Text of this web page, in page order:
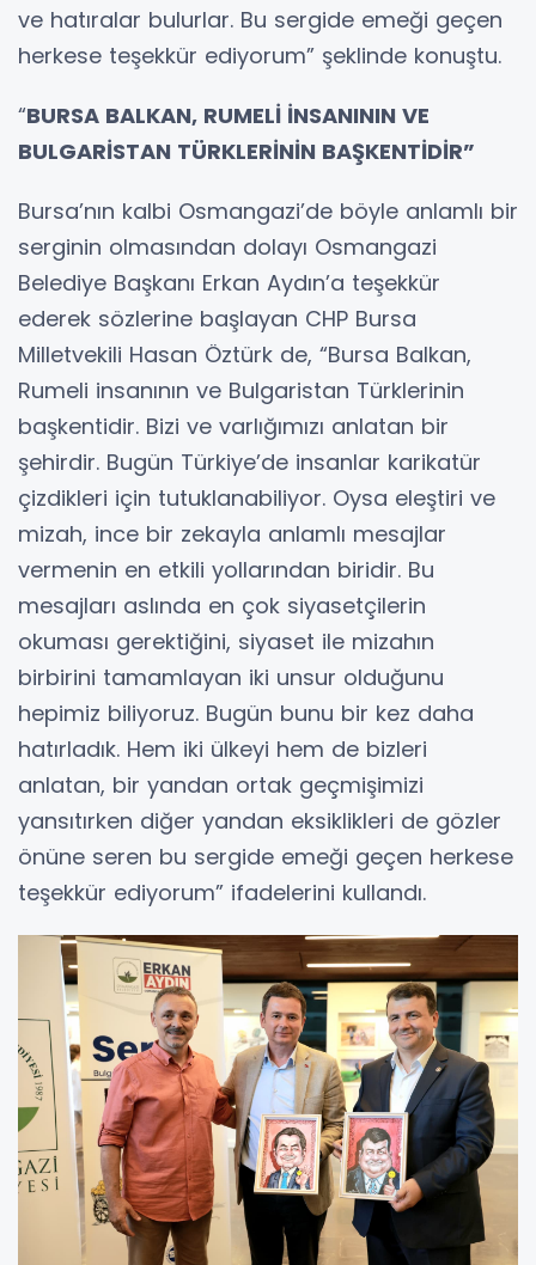
ve hatıralar bulurlar. Bu sergide emeği geçen
herkese teşekkür ediyorum” şeklinde konuştu.
“BURSA BALKAN, RUMELİ İNSANININ VE
BULGARİSTAN TÜRKLERİNİN BAŞKENTİDİR”
Bursa’nın kalbi Osmangazi’de böyle anlamlı bir
serginin olmasından dolayı Osmangazi
Belediye Başkanı Erkan Aydın’a teşekkür
ederek sözlerine başlayan CHP Bursa
Milletvekili Hasan Öztürk de, “Bursa Balkan,
Rumeli insanının ve Bulgaristan Türklerinin
başkentidir. Bizi ve varlığımızı anlatan bir
şehirdir. Bugün Türkiye’de insanlar karikatür
çizdikleri için tutuklanabiliyor. Oysa eleştiri ve
mizah, ince bir zekayla anlamlı mesajlar
vermenin en etkili yollarından biridir. Bu
mesajları aslında en çok siyasetçilerin
okuması gerektiğini, siyaset ile mizahın
birbirini tamamlayan iki unsur olduğunu
hepimiz biliyoruz. Bugün bunu bir kez daha
hatırladık. Hem iki ülkeyi hem de bizleri
anlatan, bir yandan ortak geçmişimizi
yansıtırken diğer yandan eksiklikleri de gözler
önüne seren bu sergide emeği geçen herkese
teşekkür ediyorum” ifadelerini kullandı.